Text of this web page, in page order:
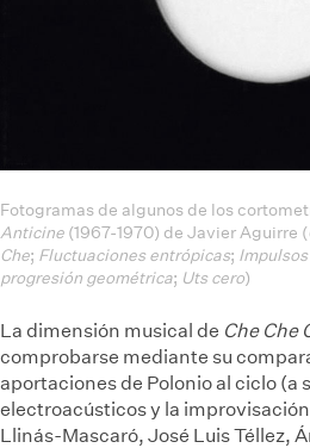
Fotogramas de algunos de los
Anticine (1967-1970) de Javier Aguirre (
Che; Fluctuaciones entrópicas;
progresión geométrica; Uts cero)
La dimensión musical de Che Che
comprobarse mediante su
aportaciones de Polonio al ciclo (a
electroacústicos y la
Llinás-Mascaró, José Luis Téllez,